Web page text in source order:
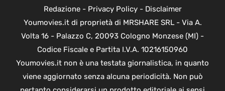
Redazione- Privacy Policy- Disclaimer
Youmovies.it di proprietà di MRSHARE SRL - Via A.
Volta 16 - Palazzo C, 20093 Cologno Monzese (MI) -
Codice Fiscale e Partita I.V.A. 10216150960
Youmovies.it non è una testata giornalistica, in quanto
viene aggiornato senza alcuna periodicità. Non può